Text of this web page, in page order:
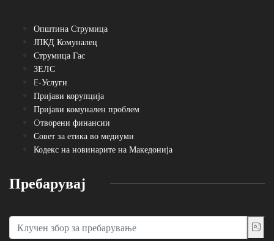
Општина Струмица
ЈПКД Комуналец
Струмица Гас
ЗЕЛС
E-Услуги
Пријави корупција
Пријави комунален проблем
Oтворени финансии
Совет за етика во медиуми
Кодекс на новинарите на Македонија
Пребарувај